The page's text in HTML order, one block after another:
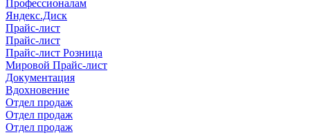
Профессионалам
Яндекс.Диск
Прайс-лист
Прайс-лист
Прайс-лист Розница
Мировой Прайс-лист
Документация
Вдохновение
Отдел продаж
Отдел продаж
Отдел продаж